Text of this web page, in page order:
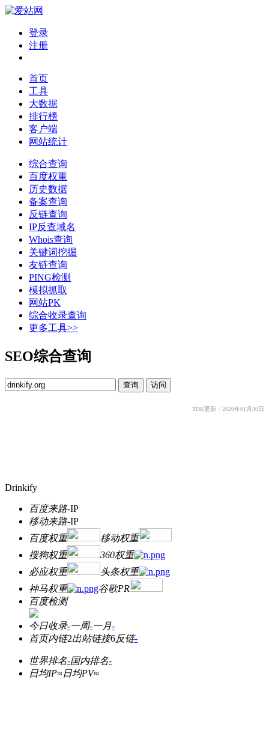
登录
注册
首页
工具
大数据
排行榜
客户端
网站统计
综合查询
百度权重
历史数据
备案查询
反链查询
IP反查域名
Whois查询
关键词挖掘
友链查询
PING检测
模拟抓取
网站PK
综合收录查询
更多工具>>
SEO综合查询
TDK更新：2026年01月30日
Drinkify
百度来路-IP
移动来路-IP
百度权重
移动权重
搜狗权重
360权重
必应权重
头条权重
神马权重
谷歌PR
百度检测
今日收录-一周-一月-
首页内链2出站链接6反链-
世界排名-国内排名-
日均IP≈日均PV≈